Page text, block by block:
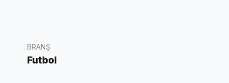
BRANŞ
Futbol